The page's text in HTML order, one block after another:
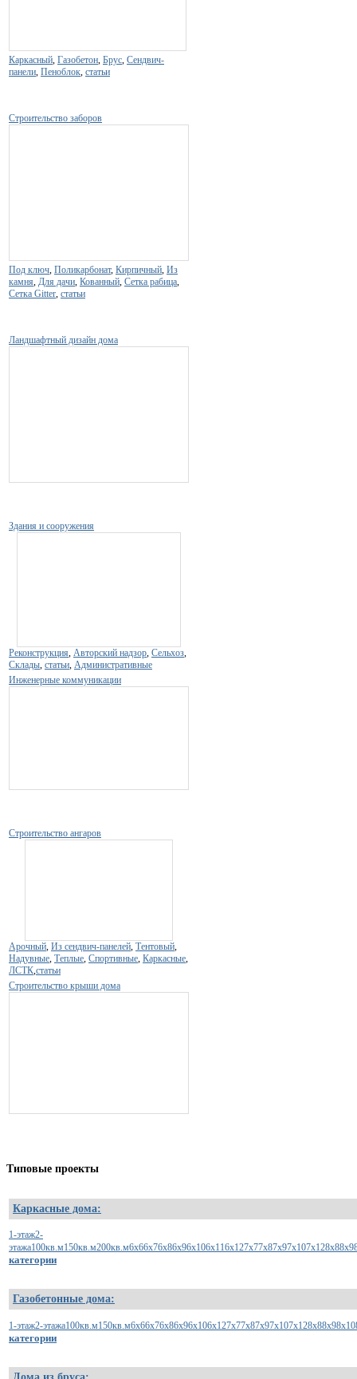
Каркасный Газобетон Брус Сендвич-
панели Пеноблок статьи
Строительство заборов
Под ключ Поликарбонат, Кирпичный Из
камня Для дачи Кованный Сетка рабица
Сетка Gitter статьи
Ландшафтный дизайн дома
Здания и сооружения
Реконструкция Авторский надзор Сельхоз
Склады статьи Административные
Инженерные коммуникации
Строительство ангаров
Арочный Из сендвич-панелей Тентовый
Надувные Теплые Спортивные Каркасные
ЛСТК статьи
Строительство крыши дома
Типовые проекты
Каркасные дома:
1-этаж2-
этажа100кв.м150кв.м200кв.м6х66х76х86х96х106х116х127х77х87х97х107х128х88х9
категории
Газобетонные дома:
1-этаж2-этажа100кв.м150кв.м6x66x76x86x96x106x127x77x87x97x107x128x88x98x10
категории